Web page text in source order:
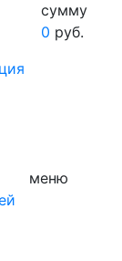
сумму
0 руб.
меню